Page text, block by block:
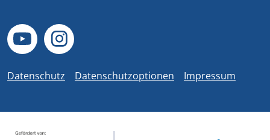
Datenschutz Datenschutzoptionen Impressum